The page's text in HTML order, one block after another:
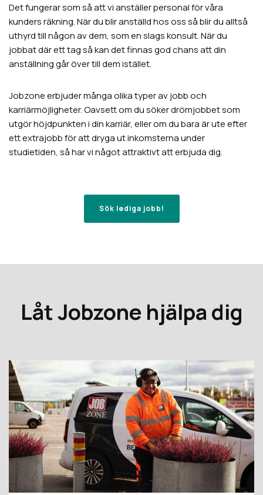
Det fungerar som så att vi anställer personal för våra
kunders räkning. När du blir anställd hos oss så blir du alltså
uthyrd till någon av dem, som en slags konsult. När du
jobbat där ett tag så kan det finnas god chans att din
anställning går över till dem istället.
Jobzone erbjuder många olika typer av jobb och
karriärmöjligheter. Oavsett om du söker drömjobbet som
utgör höjdpunkten i din karriär, eller om du bara är ute efter
ett extrajobb för att dryga ut inkomsterna under
studietiden, så har vi något attraktivt att erbjuda dig.
Sök lediga jobb!
Låt Jobzone hjälpa dig